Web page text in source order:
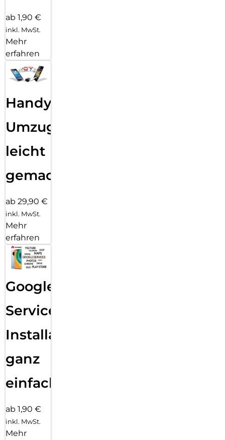
ab 1,90 €
inkl. MwSt.
Mehr
erfahren
Handy
Umzug
leicht
gemacht!
ab 29,90 €
inkl. MwSt.
Mehr
erfahren
Google
Services
Installation
ganz
einfach
ab 1,90 €
inkl. MwSt.
Mehr